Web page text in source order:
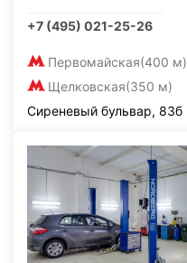
+7 (495) 021-25-26
Первомайская(400 м)
Щелковская(350 м)
Сиреневый бульвар, 83б